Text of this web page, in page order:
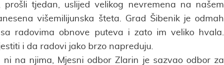
prošli tjedan, uslijed velikog nevremena na našem
višemilijunska šteta. Grad Šibenik je odmah
radovima obnove puteva i zato im veliko hvala.
i da radovi jako brzo napreduju.
ni na njima, Mjesni odbor Zlarin je sazvao odbor za